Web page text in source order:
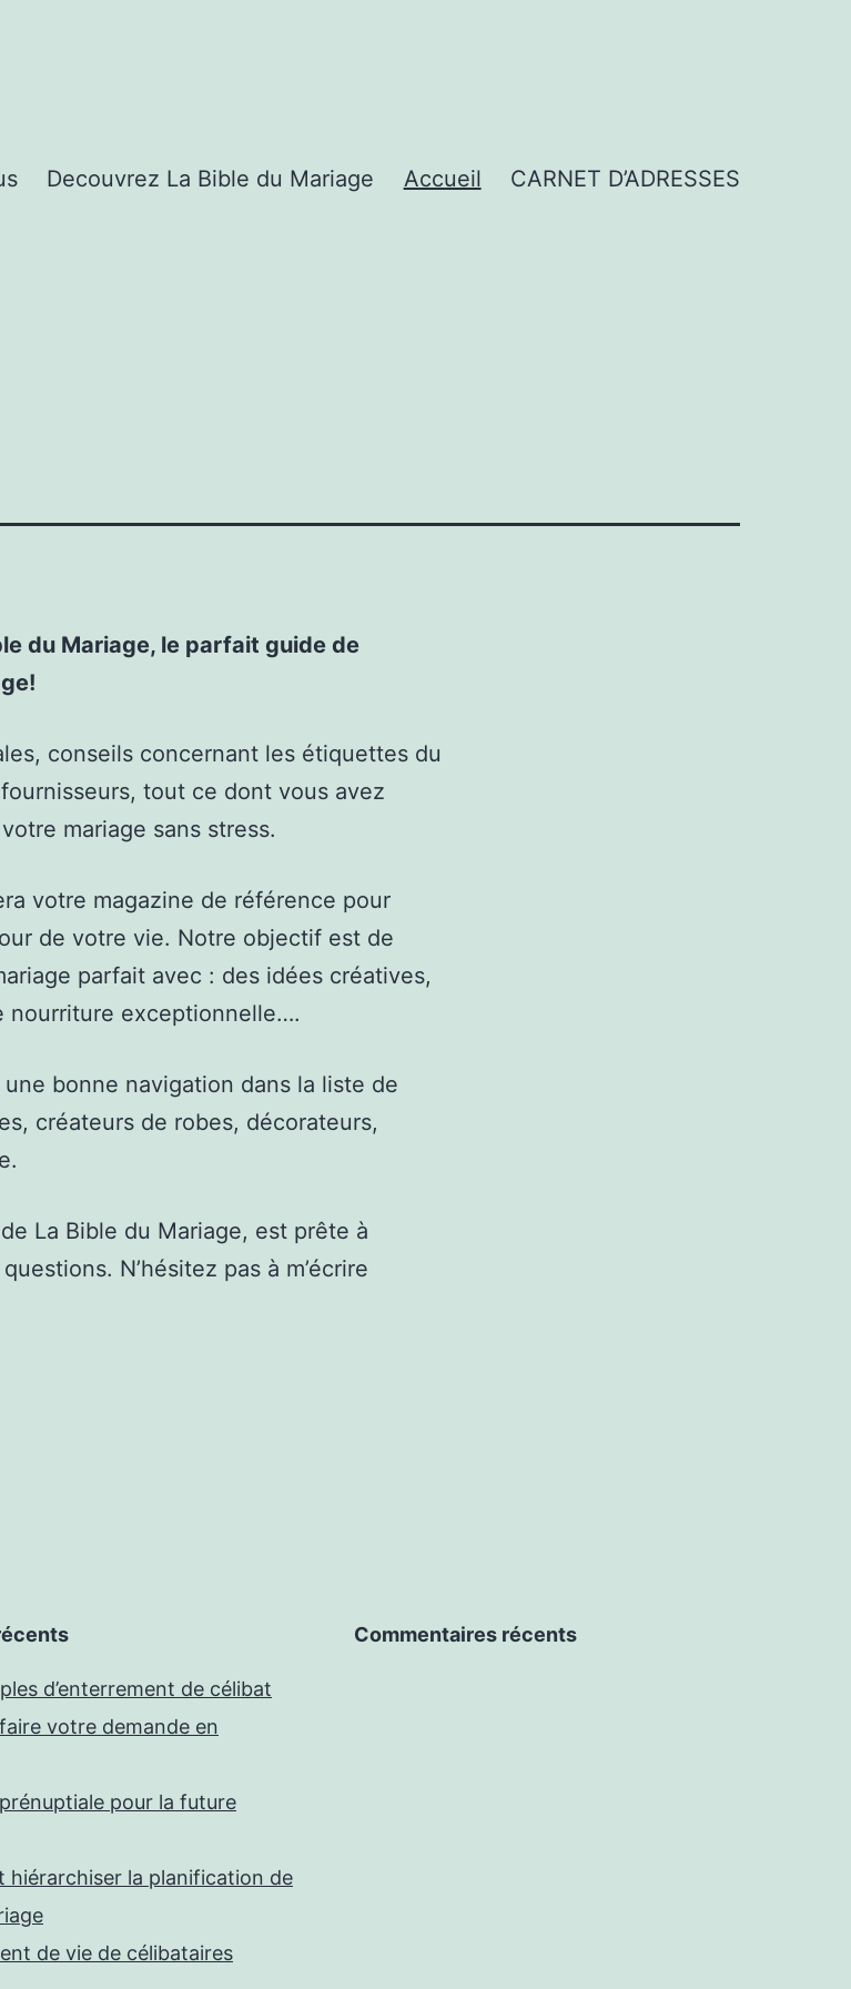
Decouvrez La Bible du Mariage Accueil CARNET D’ADRESSES
du Mariage, le parfait guide de
conseils concernant les étiquettes du
tout ce dont vous avez
mariage sans stress.
votre magazine de référence pour
de votre vie. Notre objectif est de
parfait avec : des idées créatives,
nourriture exceptionnelle….
bonne navigation dans la liste de
créateurs de robes, décorateurs,
La Bible du Mariage, est prête à
N’hésitez pas à m’écrire
d’enterrement de célibat
votre demande en
pour la future
hiérarchiser la planification de
de vie de célibataires
Commentaires récents